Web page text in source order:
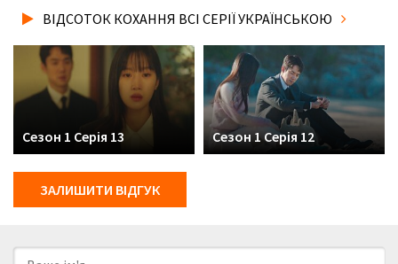
дуже популярна, але викликає чималу заздрість у колег. Не
серіалу Відсоток кохання українською мовою, у хорошій
hd якості та з українськими субтитрами!
ВІДСОТОК КОХАННЯ ВСІ СЕРІЇ УКРАЇНСЬКОЮ
Сезон 1 Серія 13 Сезон 1 Серія 12
ЗАЛИШИТИ ВІДГУК